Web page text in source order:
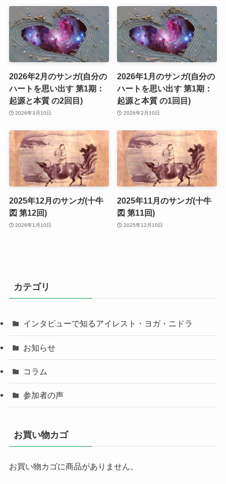
2026年2月のサンガ(自分の
ハートを思い出す 第1期：
起源と本質 の2回目)
2026年3月10日
2026年1月のサンガ(自分の
ハートを思い出す 第1期：
起源と本質 の1回目)
2026年2月10日
2025年12月のサンガ(十牛
図 第12回)
2026年1月10日
2025年11月のサンガ(十牛
図 第11回)
2025年12月10日
カテゴリ
インタビューで知るアイレスト・ヨガ・ニドラ
お知らせ
コラム
参加者の声
お買い物カゴ
お買い物カゴに商品がありません。